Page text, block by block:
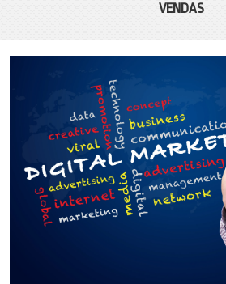
VENDAS